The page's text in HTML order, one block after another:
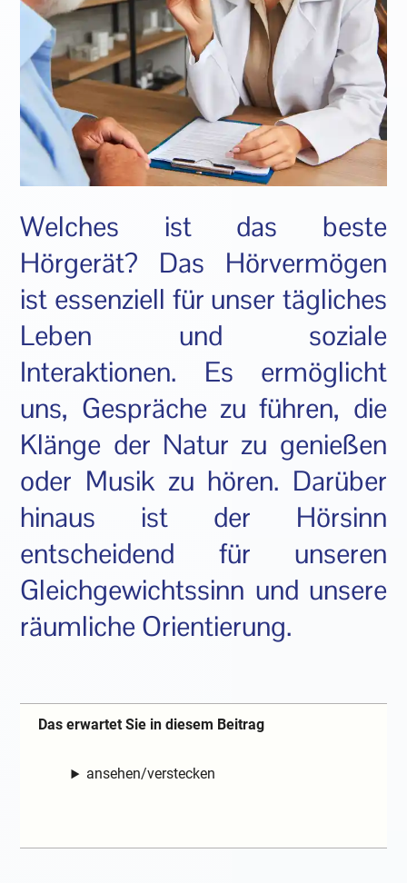
Welches ist das beste
Hörgerät? Das Hörvermögen
ist essenziell für unser tägliches
Leben und soziale
Interaktionen. Es ermöglicht
uns, Gespräche zu führen, die
Klänge der Natur zu genießen
oder Musik zu hören. Darüber
hinaus ist der Hörsinn
entscheidend für unseren
Gleichgewichtssinn und unsere
räumliche Orientierung.
Das erwartet Sie in diesem Beitrag
ansehen/verstecken